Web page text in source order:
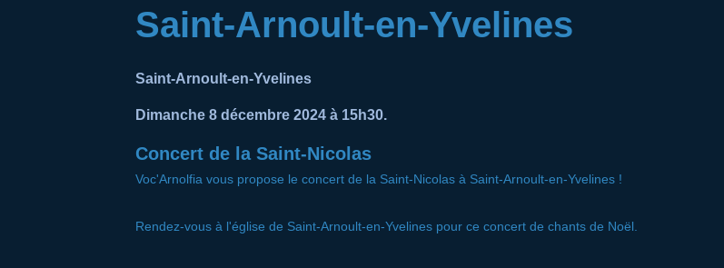
Saint-Arnoult-en-Yvelines
Saint-Arnoult-en-Yvelines
Dimanche 8 décembre 2024 à 15h30.
Concert de la Saint-Nicolas
Voc'Arnolfia vous propose le concert de la Saint-Nicolas à Saint-Arnoult-en-Yvelines !
Rendez-vous à l'église de Saint-Arnoult-en-Yvelines pour ce concert de chants de Noël.